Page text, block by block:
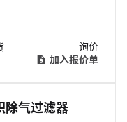
F838-20.
询价
加入报价单
除气过滤器